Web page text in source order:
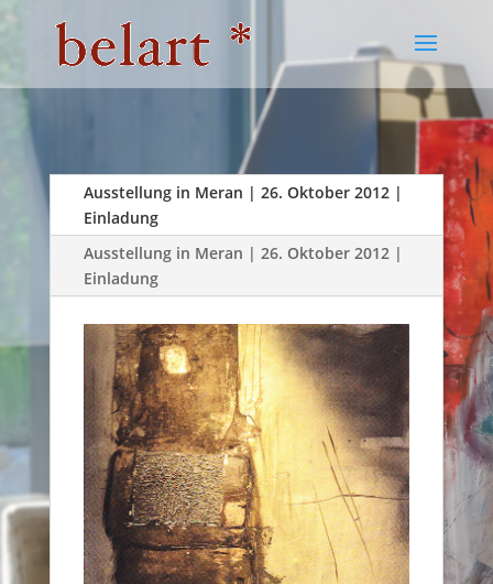
Ausstellung in Meran | 26. Oktober 2012 |
Einladung
Ausstellung in Meran | 26. Oktober 2012 |
Einladung